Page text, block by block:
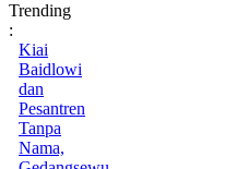
Trending
:
Kiai
Baidlowi
dan
Pesantren
Tanpa
Nama,